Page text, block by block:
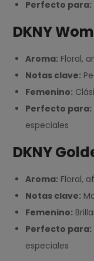
Perfecto para:
DKNY
Aroma: Floral,
Notas clave:
Femenino:
Perfecto para:
especiales
DKNY
Aroma: Floral,
Notas clave:
Femenino:
Perfecto para:
especiales